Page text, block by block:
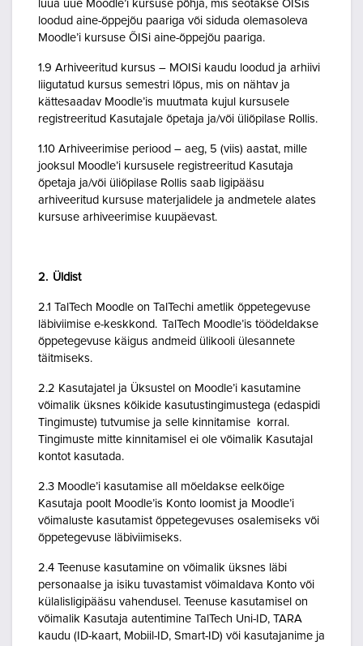
luua uue Moodle’i kursuse põhja, mis seotakse ÕISis
loodud aine-õppejõu paariga või siduda olemasoleva
Moodle’i kursuse ÕISi aine-õppejõu paariga.
1.9 Arhiveeritud kursus – MOISi kaudu loodud ja arhiivi
liigutatud kursus semestri lõpus, mis on nähtav ja
kättesaadav Moodle’is muutmata kujul kursusele
registreeritud Kasutajale õpetaja ja/või üliõpilase Rollis.
1.10 Arhiveerimise periood – aeg, 5 (viis) aastat, mille
jooksul Moodle’i kursusele registreeritud Kasutaja
õpetaja ja/või üliõpilase Rollis saab ligipääsu
arhiveeritud kursuse materjalidele ja andmetele alates
kursuse arhiveerimise kuupäevast.
2. Üldist
2.1 TalTech Moodle on TalTechi ametlik õppetegevuse
läbiviimise e-keskkond. TalTech Moodle’is töödeldakse
õppetegevuse käigus andmeid ülikooli ülesannete
täitmiseks.
2.2 Kasutajatel ja Üksustel on Moodle’i kasutamine
võimalik üksnes kõikide kasutustingimustega (edaspidi
Tingimuste) tutvumise ja selle kinnitamise korral.
Tingimuste mitte kinnitamisel ei ole võimalik Kasutajal
kontot kasutada.
2.3 Moodle’i kasutamise all mõeldakse eelkõige
Kasutaja poolt Moodle’is Konto loomist ja Moodle’i
võimaluste kasutamist õppetegevuses osalemiseks või
õppetegevuse läbiviimiseks.
2.4 Teenuse kasutamine on võimalik üksnes läbi
personaalse ja isiku tuvastamist võimaldava Konto või
külalisligipääsu vahendusel. Teenuse kasutamisel on
võimalik Kasutaja autentimine TalTech Uni-ID, TARA
kaudu (ID-kaart, Mobiil-ID, Smart-ID) või kasutajanime ja